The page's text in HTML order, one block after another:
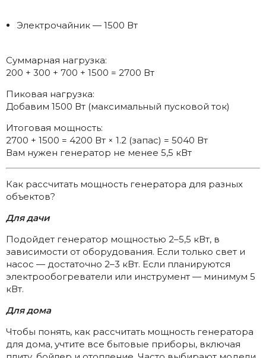
Электрочайник — 1500 Вт
Суммарная нагрузка:
200 + 300 + 700 + 1500 = 2700 Вт
Пиковая нагрузка:
Добавим 1500 Вт (максимальный пусковой ток)
Итоговая мощность:
2700 + 1500 = 4200 Вт × 1.2 (запас) = 5040 Вт
Вам нужен генератор не менее 5,5 кВт
Как рассчитать мощность генератора для разных
объектов?
Для дачи
Подойдет генератор мощностью 2–5,5 кВт, в
зависимости от оборудования. Если только свет и
насос — достаточно 2–3 кВт. Если планируются
электрообогреватели или инструмент — минимум 5
кВт.
Для дома
Чтобы понять, как рассчитать мощность генератора
для дома, учтите все бытовые приборы, включая